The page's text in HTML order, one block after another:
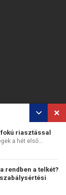
riasztással
a hét első...
rendben a telkét?
:EPIX MEDIA